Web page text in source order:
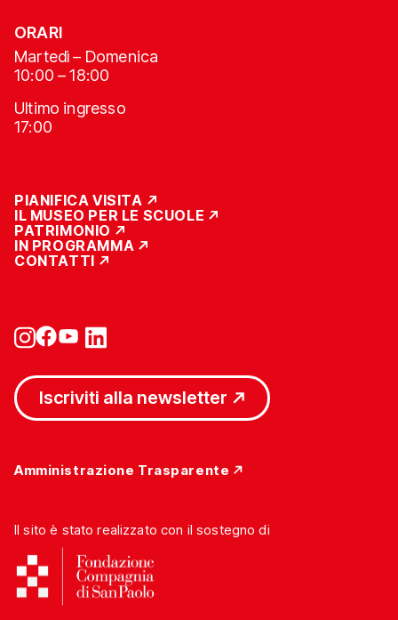
ORARI
Martedì – Domenica
10:00 – 18:00
Ultimo ingresso
17:00
PIANIFICA VISITA
IL MUSEO PER LE SCUOLE
PATRIMONIO
IN PROGRAMMA
CONTATTI
Iscriviti alla newsletter
Amministrazione Trasparente
Il sito è stato realizzato con il sostegno di